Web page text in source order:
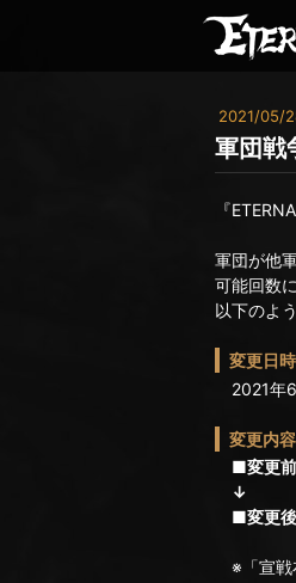
2021/05/
軍団戦
『
軍団が他
可能回数
以下のよ
変更日時
2021年6
変更内容
■変更
↓
■変更後
※「宣戦